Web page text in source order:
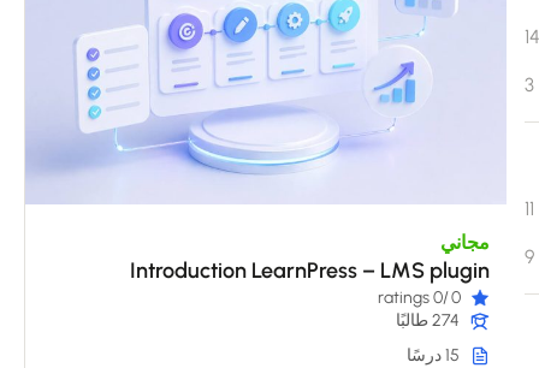
مجاني
Introduction LearnPress – LMS plugin
0
/0 ratings
274 طالبًا
15 درسًا